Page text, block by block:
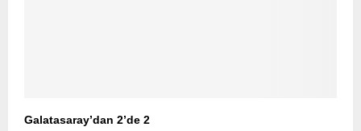
Galatasaray’dan 2’de 2